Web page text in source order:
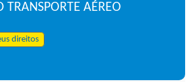
TRANSPORTE AÉREO
direitos